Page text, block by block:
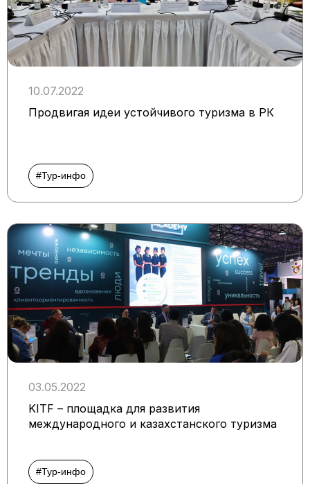
10.07.2022
Продвигая идеи устойчивого туризма в РК
#Тур-инфо
03.05.2022
KITF – площадка для развития
международного и казахстанского туризма
#Тур-инфо